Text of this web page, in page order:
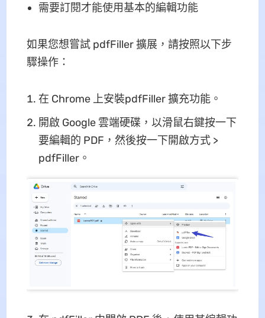
需要訂閱才能使用基本的編輯功能
如果您想嘗試 pdfFiller 擴展，請按照以下步
驟操作：
在 Chrome 上安裝pdfFiller 擴充功能。
開啟 Google 雲端硬碟，以滑鼠右鍵按一下
要編輯的 PDF，然後按一下開啟方式 >
pdfFiller。